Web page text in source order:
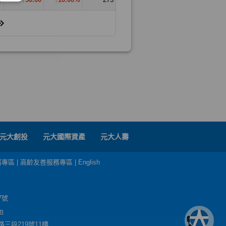
元大創投 元大國際資產 元大人壽
區 高齡友善服務專區 English
號
三段219號11樓